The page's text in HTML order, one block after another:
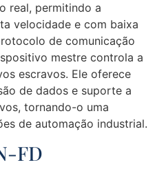
real, permitindo a
velocidade e com baixa
de comunicação
mestre controla a
escravos. Ele oferece
de dados e suporte a
tornando-o uma
de automação industrial.
FD